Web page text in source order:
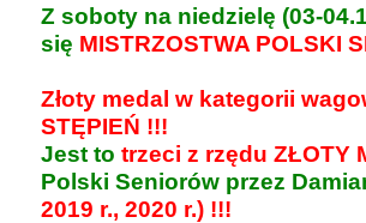
Z soboty na niedzielę (03-
się MISTRZOSTWA POLSKI
Złoty medal w kategorii
STĘPIEŃ !!!
Jest to trzeci z rzędu ZŁOTY
Polski Seniorów przez
2019 r., 2020 r.) !!!